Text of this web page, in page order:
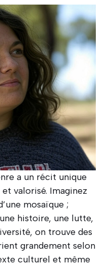
a un récit unique
valorisé. Imaginez
mosaïque ;
histoire, une lutte,
on trouve des
grandement selon
culturel et même